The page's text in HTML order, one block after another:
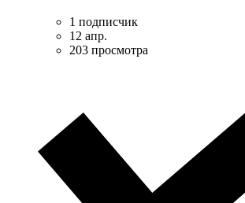
1 подписчик
12 апр.
203 просмотра